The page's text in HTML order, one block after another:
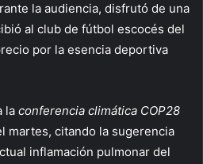
la audiencia, disfrutó de una
al club de fútbol escocés del
por la esencia deportiva
la conferencia climática COP28
martes, citando la sugerencia
inflamación pulmonar del